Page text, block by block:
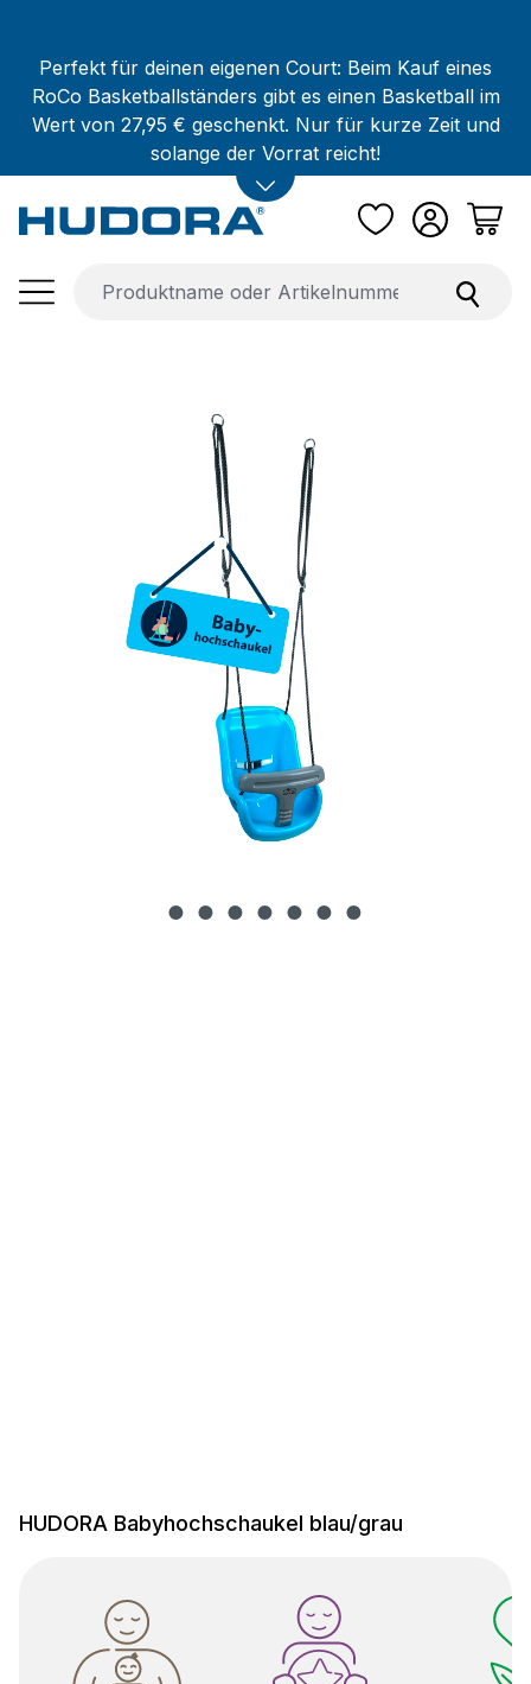
Perfekt für deinen eigenen Court: Beim Kauf eines
RoCo Basketballständers gibt es einen Basketball im
Wert von 27,95 € geschenkt. Nur für kurze Zeit und
solange der Vorrat reicht!
HUDORA Babyhochschaukel blau/grau